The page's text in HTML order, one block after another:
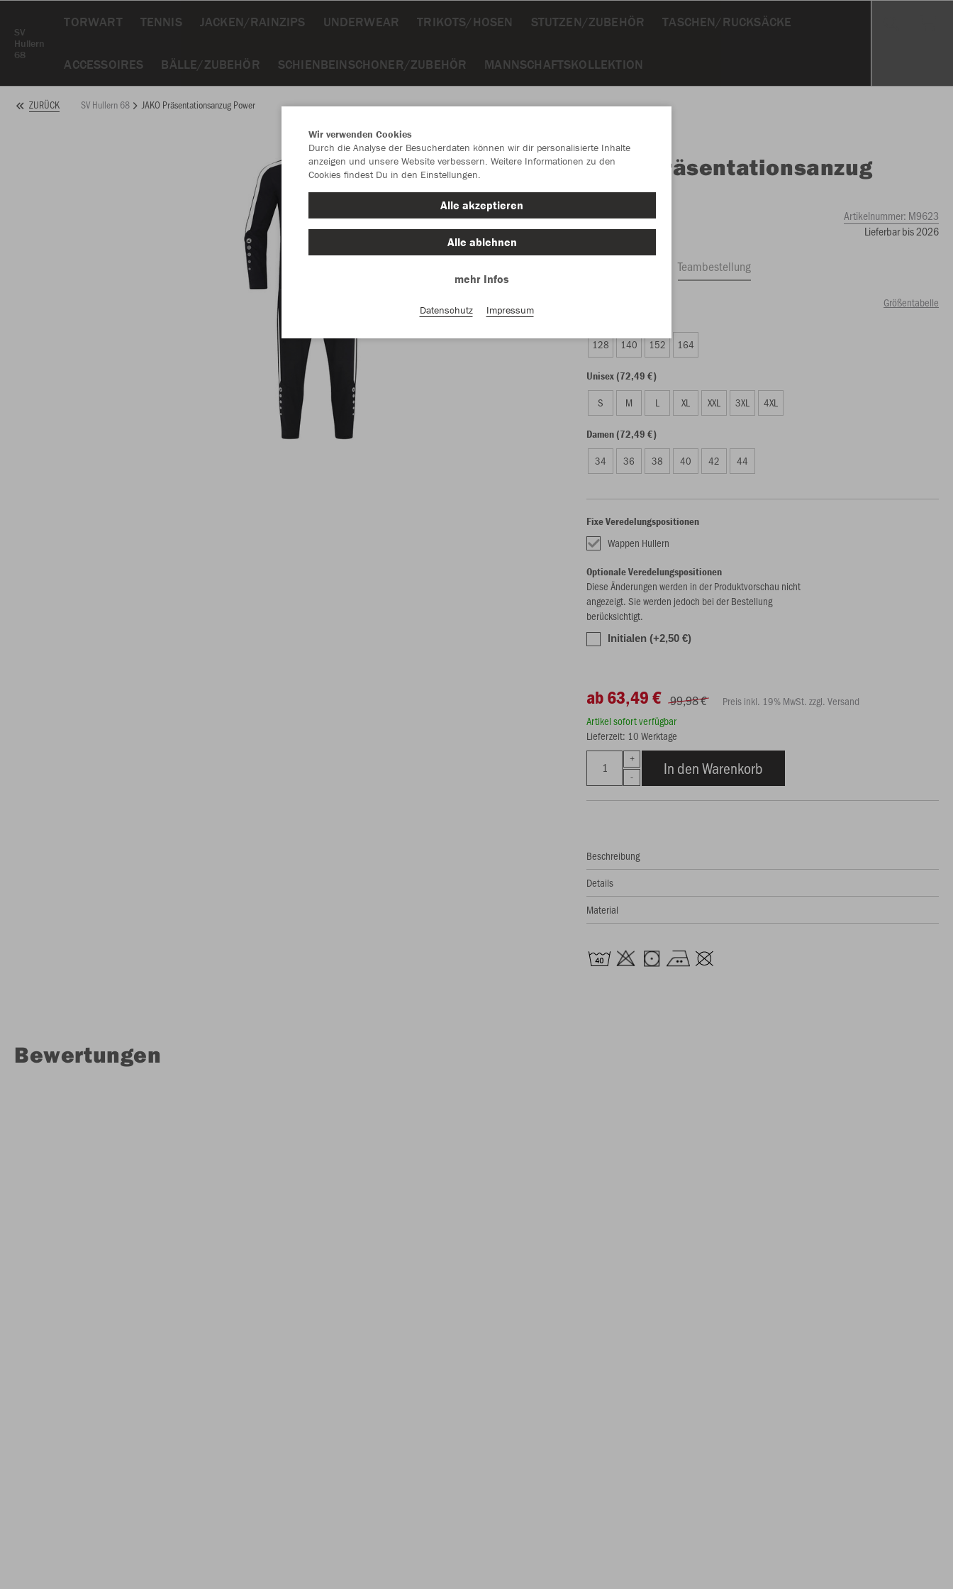
SV
Hullern
68
TORWART TENNIS JACKEN/RAINZIPS UNDERWEAR TRIKOTS/HOSEN STUTZEN/ZUBEHÖR TASCHEN/RUCKSÄCKE
ACCESSOIRES BÄLLE/ZUBEHÖR SCHIENBEINSCHONER/ZUBEHÖR MANNSCHAFTSKOLLEKTION
ZURÜCK SV Hullern 68 JAKO Präsentationsanzug Power
JAKO
Präsentationsanzug
Power
Artikelnummer: M9623
Lieferbar bis 2026
Teambestellung
Größentabelle
128 140 152 164
Unisex (72,49 €)
S M L XL XXL 3XL 4XL
Damen (72,49 €)
34 36 38 40 42 44
Fixe Veredelungspositionen
Wappen Hullern
Optionale Veredelungspositionen
Diese Änderungen werden in der Produktvorschau nicht
angezeigt. Sie werden jedoch bei der Bestellung
berücksichtigt.
Initialen (+2,50 €)
ab 63,49 € 99,98 €
Preis inkl. 19% MwSt. zzgl. Versand
Artikel sofort verfügbar
Lieferzeit: 10 Werktage
In den Warenkorb
Beschreibung
Details
Material
Bewertungen
Wir verwenden Cookies
Durch die Analyse der Besucherdaten können wir dir personalisierte Inhalte
anzeigen und unsere Website verbessern. Weitere Informationen zu den
Cookies findest Du in den Einstellungen.
Alle akzeptieren
Alle ablehnen
mehr Infos
Datenschutz Impressum